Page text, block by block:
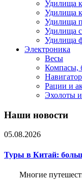
Удилища
Удилища
Удилища
Удилища
Удилища
Электроника
Весы
Компасы,
Рации и
Эхолоты
Наши новости
05.08.2026
Туры в Китай:
Многие